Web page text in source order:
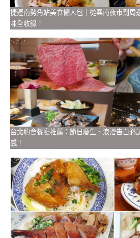
捷運南勢角站美食懶人包｜從興南夜市到周
味全收錄！
台北約會餐廳推薦：節日慶生、浪漫告白必
感！